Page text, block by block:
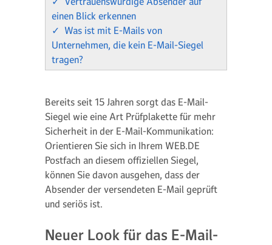
einen Blick erkennen
✓ Was ist mit E-Mails von
Unternehmen, die kein E-Mail-Siegel
tragen?
Bereits seit 15 Jahren sorgt das E-Mail-
Siegel wie eine Art Prüfplakette für mehr
Sicherheit in der E-Mail-Kommunikation:
Orientieren Sie sich in Ihrem WEB.DE
Postfach an diesem offiziellen Siegel,
können Sie davon ausgehen, dass der
Absender der versendeten E-Mail geprüft
und seriös ist.
Neuer Look für das E-Mail-